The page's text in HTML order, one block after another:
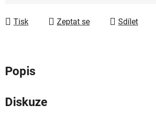
Tisk Zeptat se Sdílet
Popis
Diskuze